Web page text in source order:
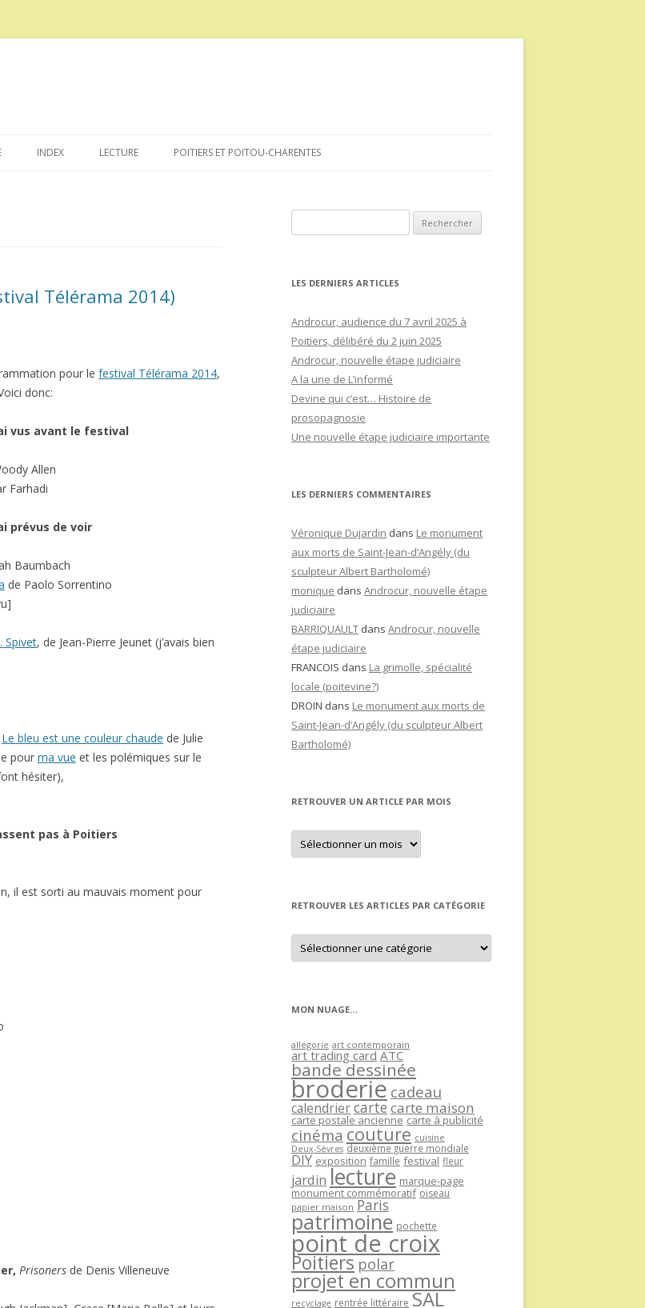
au
INDEX LECTURE POITIERS ET POITOU-CHARENTES
Télérama 2014)
pour le festival Télérama 2014,
donc:
vus avant le festival
Allen
Farhadi
prévus de voir
Baumbach
de Paolo Sorrentino
Spivet, de Jean-Pierre Jeunet (j’avais bien
Le bleu est une couleur chaude de Julie
pour ma vue et les polémiques sur le
hésiter),
pas à Poitiers
il est sorti au mauvais moment pour
Prisoners de Denis Villeneuve
LES DERNIERS ARTICLES
Androcur, audience du 7 avril 2025 à
Poitiers, délibéré du 2 juin 2025
Androcur, nouvelle étape judiciaire
A la une de L’informé
Devine qui c’est… Histoire de
prosopagnosie
Une nouvelle étape judiciaire importante
LES DERNIERS COMMENTAIRES
Véronique Dujardin dans Le monument
aux morts de Saint-Jean-d’Angély (du
sculpteur Albert Bartholomé)
monique dans Androcur, nouvelle étape
judiciaire
BARRIQUAULT dans Androcur, nouvelle
étape judiciaire
FRANCOIS dans La grimolle, spécialité
locale (poitevine?)
DROIN dans Le monument aux morts de
Saint-Jean-d’Angély (du sculpteur Albert
Bartholomé)
RETROUVER UN ARTICLE PAR MOIS
Retrouver
un
article
RETROUVER LES ARTICLES PAR CATÉGORIE
Retrouver
les
articles
MON NUAGE…
allégorie art contemporain
art trading card ATC
bande dessinée
broderie cadeau
calendriercartecarte maison
carte postale ancienne carte à publicité
cinéma couture cuisine
Deux-Sèvres deuxième guerre mondiale
DIY exposition famille festival fleur
jardin lecture marque-page
monument commémoratif oiseau
papier maison Paris
patrimoine pochette
point de croix
Poitiers polar
projet en commun
recyclage rentrée littéraire SAL